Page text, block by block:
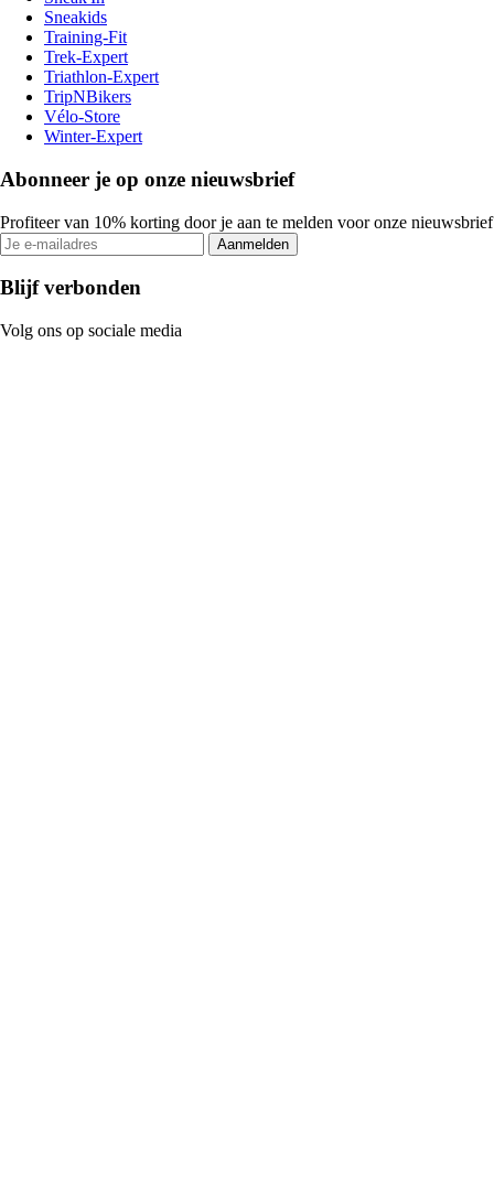
Sneakids
Training-Fit
Trek-Expert
Triathlon-Expert
TripNBikers
Vélo-Store
Winter-Expert
Abonneer je op onze nieuwsbrief
Profiteer van 10% korting door je aan te melden voor onze nieuwsbrief
Aanmelden
Blijf verbonden
Volg ons op sociale media